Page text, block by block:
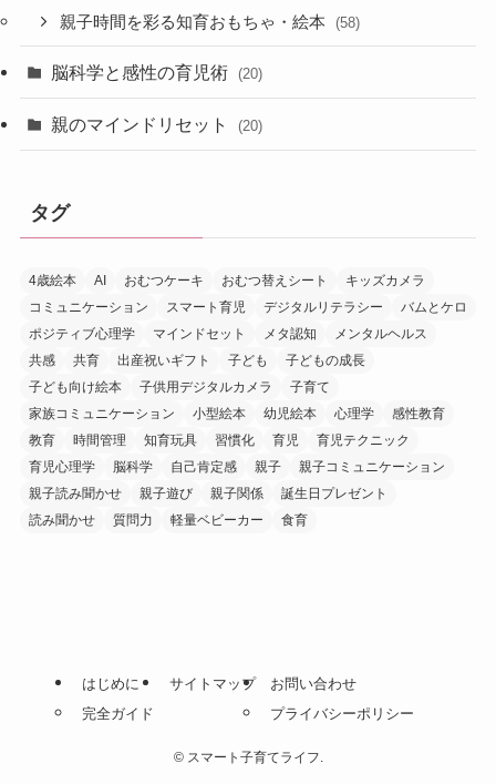
親子時間を彩る知育おもちゃ・絵本 (58)
脳科学と感性の育児術 (20)
親のマインドリセット (20)
タグ
4歳絵本 AI おむつケーキ おむつ替えシート
キッズカメラ
コミュニケーション
スマート育児 デジタルリテラシー
バムとケロ
ポジティブ心理学
マインドセット メタ認知
メンタルヘルス
共感
共育 出産祝いギフト 子ども
子どもの成長
子ども向け絵本
子供用デジタルカメラ
子育て
家族コミュニケーション
小型絵本 幼児絵本 心理学
感性教育
教育
時間管理 知育玩具 習慣化 育児
育児テクニック
育児心理学
脳科学 自己肯定感 親子
親子コミュニケーション
親子読み聞かせ
親子遊び 親子関係
誕生日プレゼント
読み聞かせ
質問力 軽量ベビーカー 食育
はじめに
完全ガイド
サイトマップ
お問い合わせ
プライバシーポリシー
©スマート子育てライフ.